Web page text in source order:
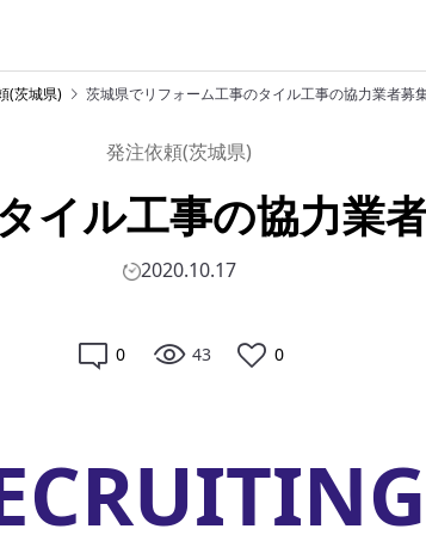
(茨城県) 茨城県でリフォーム工事のタイル工事の協力業者募
発注依頼(茨城県)
イル工事の協力業
2020.10.17
0 43 0